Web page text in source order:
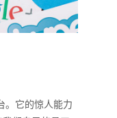
。它的惊人能力